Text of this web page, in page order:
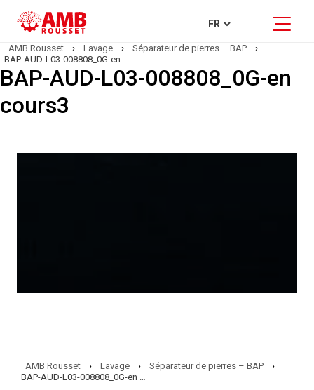
AMB Rousset › Lavage › Séparateur de pierres – BAP
›
BAP-AUD-L03-008808_0G-en cours3
BAP-AUD-L03-008808_0G-en
cours3
AMB Rousset › Lavage › Séparateur de pierres – BAP
›
BAP-AUD-L03-008808_0G-en cours3